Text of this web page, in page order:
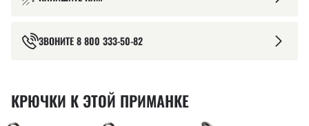
ЗВОНИТЕ8 800 333-50-82
КРЮЧКИ К ЭТОЙ ПРИМАНКЕ